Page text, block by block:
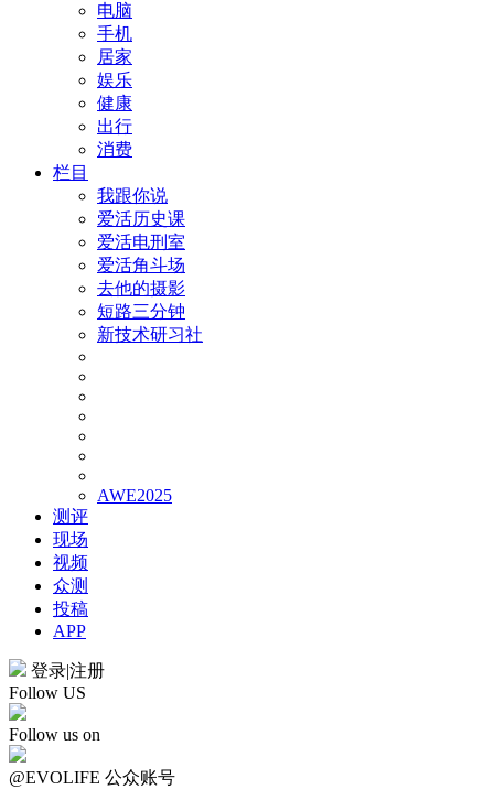
电脑
手机
居家
娱乐
健康
出行
消费
栏目
我跟你说
爱活历史课
爱活电刑室
爱活角斗场
去他的摄影
短路三分钟
新技术研习社
AWE2025
测评
现场
视频
众测
投稿
APP
登录|注册
Follow US
Follow us on
@EVOLIFE 公众账号